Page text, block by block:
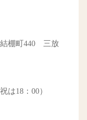
結棚町440 三放
は18：00）